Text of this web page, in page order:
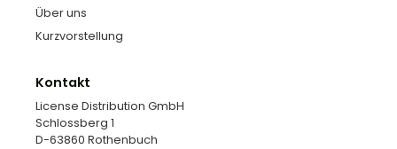
Über uns
Kurzvorstellung
Kontakt
License Distribution GmbH
Schlossberg 1
D-63860 Rothenbuch